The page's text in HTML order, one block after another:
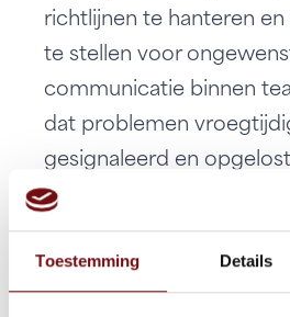
Toestemming Details
richtlijnen te hanteren
te stellen voor
communicatie binnen
dat problemen
gesignaleerd en
escaleren.
De voordelen van